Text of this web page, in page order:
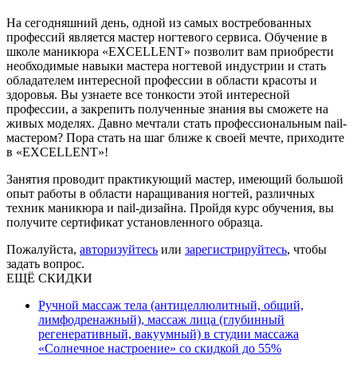
На сегодняшний день, одной из самых востребованных
профессий является мастер ногтевого сервиса. Обучение в
школе маникюра «EXCELLENT» позволит вам приобрести
необходимые навыки мастера ногтевой индустрии и стать
обладателем интересной профессии в области красоты и
здоровья. Вы узнаете все тонкости этой интересной
профессии, а закрепить полученные знания вы сможете на
живых моделях. Давно мечтали стать профессиональным nail-
мастером? Пора стать на шаг ближе к своей мечте, приходите
в «EXCELLENT»!
Занятия проводит практикующий мастер, имеющий большой
опыт работы в области наращивания ногтей, различных
техник маникюра и nail-дизайна. Пройдя курс обучения, вы
получите сертификат установленного образца.
Пожалуйста, авторизуйтесь или зарегистрируйтесь, чтобы
задать вопрос.
ЕЩЁ СКИДКИ
Ручной массаж тела (антицеллюлитный, общий,
лимфодренажный), массаж лица (глубинный
регенеративный, вакуумный) в студии массажа
«Солнечное настроение» со скидкой до 55%